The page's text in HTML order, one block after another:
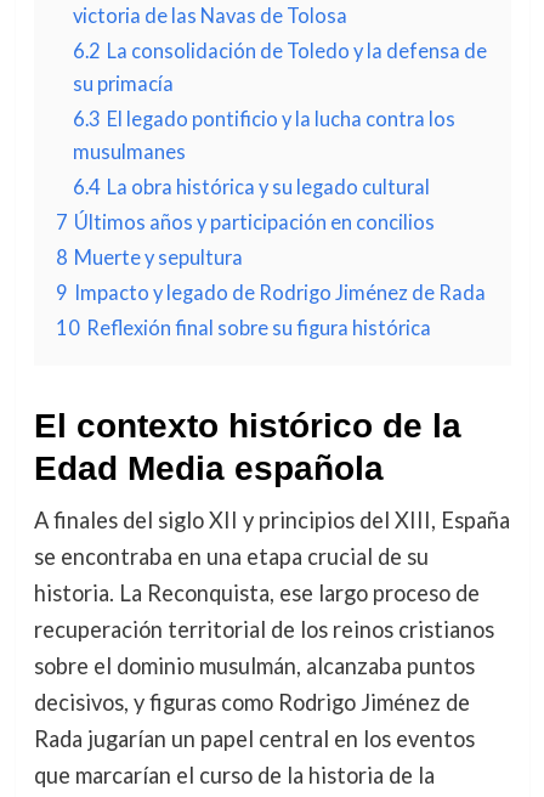
victoria de las Navas de Tolosa
6.2 La consolidación de Toledo y la defensa de
su primacía
6.3 El legado pontificio y la lucha contra los
musulmanes
6.4 La obra histórica y su legado cultural
7 Últimos años y participación en concilios
8 Muerte y sepultura
9 Impacto y legado de Rodrigo Jiménez de Rada
10 Reflexión final sobre su figura histórica
El contexto histórico de la
Edad Media española
A finales del siglo XII y principios del XIII, España
se encontraba en una etapa crucial de su
historia. La Reconquista, ese largo proceso de
recuperación territorial de los reinos cristianos
sobre el dominio musulmán, alcanzaba puntos
decisivos, y figuras como Rodrigo Jiménez de
Rada jugarían un papel central en los eventos
que marcarían el curso de la historia de la